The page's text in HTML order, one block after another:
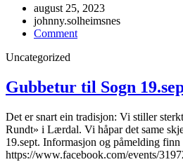
august 25, 2023
johnny.solheimsnes
Commenton
Uncategorized
Gubbetur til Sogn
Det er snart ein tradisjon: Vi stiller
Rundt» i Lærdal. Vi håpar det same
19.sept. Informasjon og påmelding finn
https://www.facebook.com/events/